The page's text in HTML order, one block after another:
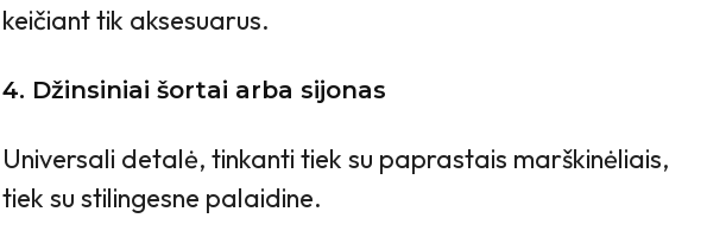
keičiant tik aksesuarus.
4. Džinsiniai šortai arba sijonas
Universali detalė, tinkanti tiek su paprastais marškinėliais,
tiek su stilingesne palaidine.